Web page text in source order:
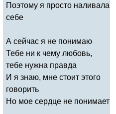
Поэтому я просто наливала
себе
А сейчас я не понимаю
Тебе ни к чему любовь,
тебе нужна правда
И я знаю, мне стоит этого
говорить
Но мое сердце не понимает